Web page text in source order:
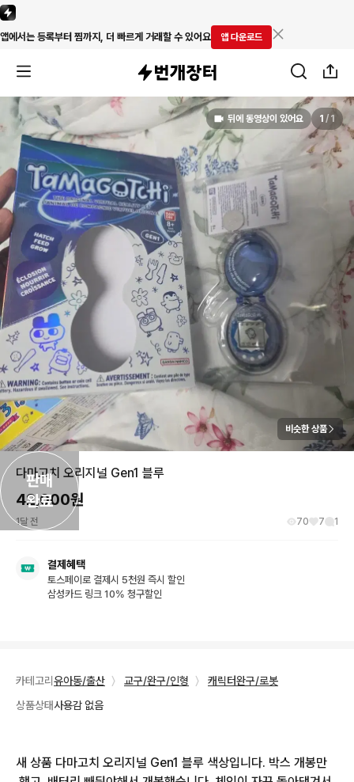
앱에서는 등록부터 찜까지, 더 빠르게 거래할 수 있어요 앱 다운로드
판매
완료
뒤에 동영상이 있어요 1 / 1
비슷한 상품
다마고치 오리지널 Gen1 블루
42,000원
1달 전 70 7 1
결제혜택
토스페이로 결제시 5천원 즉시 할인
삼성카드 링크 10% 청구할인
카테고리 유아동/출산 〉 교구/완구/인형 〉
캐릭터완구/로봇
상품상태사용감 없음
새 상품 다마고치 오리지널 Gen1 블루 색상입니다. 박스 개봉만